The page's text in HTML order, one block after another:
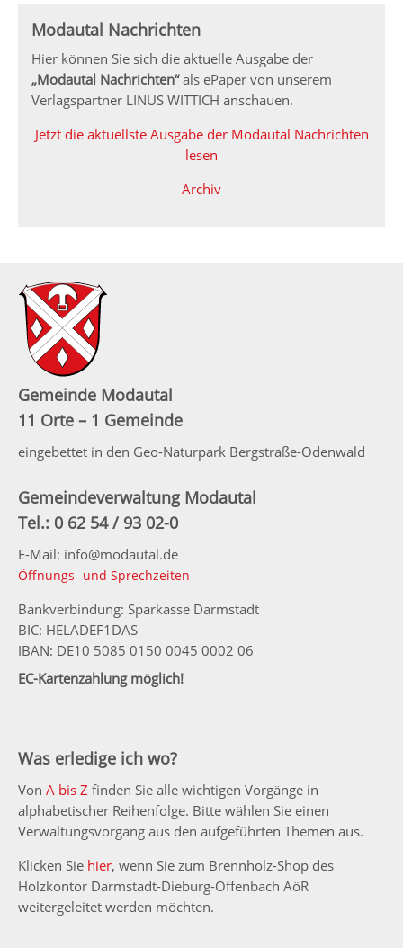
Modautal Nachrichten
Hier können Sie sich die aktuelle Ausgabe der
„Modautal Nachrichten“als ePaper von unserem
Verlagspartner LINUS WITTICH anschauen.
Jetzt die aktuellste Ausgabe der Modautal Nachrichten
lesen
Archiv
Gemeinde Modautal
11 Orte – 1 Gemeinde
eingebettet in den Geo-Naturpark Bergstraße-Odenwald
Gemeindeverwaltung Modautal
Tel.: 0 62 54 / 93 02-0
E-Mail: info@modautal.de
Öffnungs- und Sprechzeiten
Bankverbindung: Sparkasse Darmstadt
BIC: HELADEF1DAS
IBAN: DE10 5085 0150 0045 0002 06
EC-Kartenzahlung möglich!
Was erledige ich wo?
Von A bis Z finden Sie alle wichtigen Vorgänge in
alphabetischer Reihenfolge. Bitte wählen Sie einen
Verwaltungsvorgang aus den aufgeführten Themen aus.
Klicken Sie hier, wenn Sie zum Brennholz-Shop des
Holzkontor Darmstadt-Dieburg-Offenbach AöR
weitergeleitet werden möchten.